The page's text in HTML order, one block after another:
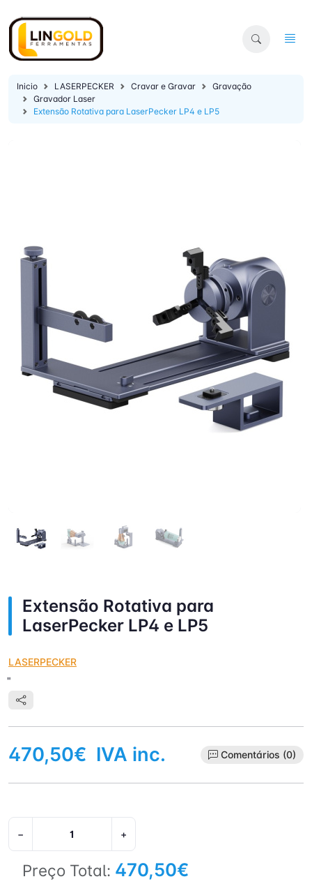
Inicio LASERPECKER Cravar e Gravar
Gravação
Gravador Laser
Extensão Rotativa para LaserPecker LP4 e LP5
Extensão Rotativa para
LaserPecker LP4 e LP5
LASERPECKER
"
470,50€ IVA inc. Comentários (0)
− +
Preço Total: 470,50€